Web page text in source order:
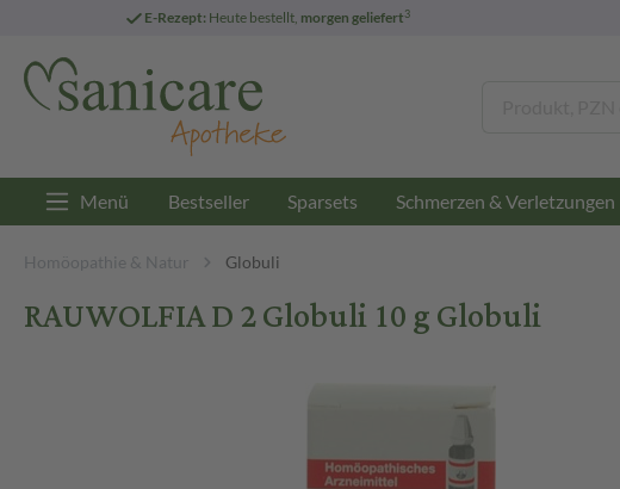
E-Rezept: Heute bestellt, morgen geliefert3
Menü Bestseller Sparsets Schmerzen & Verletzungen
Homöopathie & Natur Globuli
RAUWOLFIA D 2 Globuli 10 g Globuli